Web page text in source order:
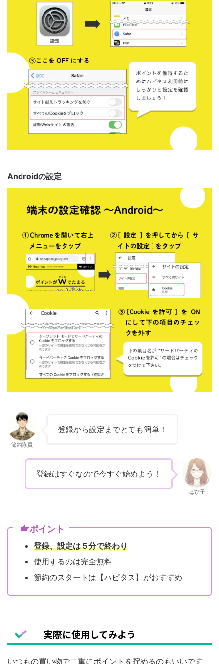
Androidの設定
節約隊員
登録から設定までとても簡単！
登録はすぐなので今すぐ始めよう！
ぱぴ子
ポイント
登録、設定は５分で終わり
使用するのは完全無料
節約のスタートは【ハピタス】がおすすめ
実際に使用してみよう
いつもの買い物で二重にポイントを貯めるのもいいです